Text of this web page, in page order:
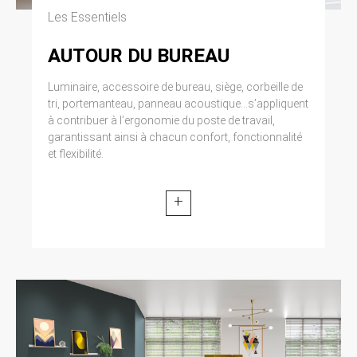
Les Essentiels
AUTOUR DU BUREAU
Luminaire, accessoire de bureau, siège, corbeille de
tri, portemanteau, panneau acoustique...s’appliquent
à contribuer à l’ergonomie du poste de travail,
garantissant ainsi à chacun confort, fonctionnalité
et flexibilité.
+